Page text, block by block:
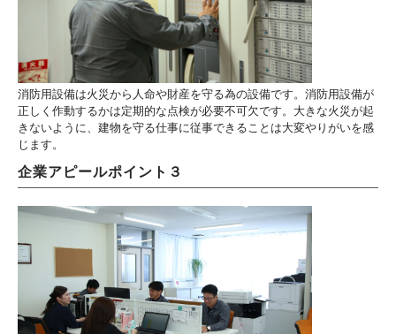
消防用設備は火災から人命や財産を守る為の設備です。消防用設備が
正しく作動するかは定期的な点検が必要不可欠です。大きな火災が起
きないように、建物を守る仕事に従事できることは大変やりがいを感
じます。
企業アピールポイント３